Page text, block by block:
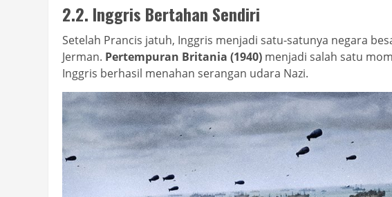
2.2. Inggris Bertahan Sendiri
Setelah Prancis jatuh, Inggris menjadi satu-satunya negara
Jerman. Pertempuran Britania (1940) menjadi salah satu
Inggris berhasil menahan serangan udara Nazi.